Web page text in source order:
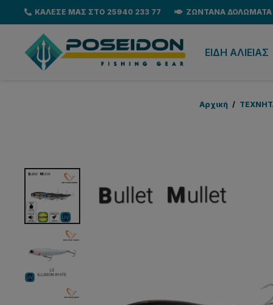
ΚΑΛΕΣΕ ΜΑΣ ΣΤΟ 25940 233 77 ΖΩΝΤΑΝΑ ΔΟΛΩΜΑΤΑ
EΙΔΗ ΑΛΙΕΙΑΣ
Αρχική /